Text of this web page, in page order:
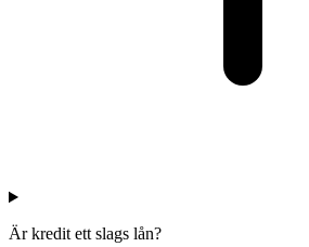
Är kredit ett slags lån?